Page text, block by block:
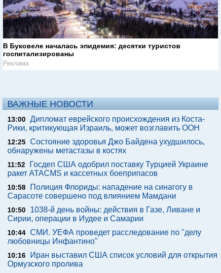
В Буковеле началась эпидемия: десятки туристов
госпитализированы
Реклама
ВАЖНЫЕ НОВОСТИ
13:00 Дипломат еврейского происхождения из Коста-
Рики, критикующая Израиль, может возглавить ООН
12:25 Состояние здоровья Джо Байдена ухудшилось,
обнаружены метастазы в костях
11:52
Госдеп США одобрил поставку Турцией Украине
ракет ATACMS и кассетных боеприпасов
10:58
Полиция Флориды: нападение на синагогу в
Сарасоте совершено под влиянием Мамдани
10:50
1038-й день войны: действия в Газе, Ливане и
Сирии, операции в Иудее и Самарии
10:44 СМИ. УЕФА проведет расследование по "делу
любовницы Инфантино"
10:16
Иран выставил США список условий для открытия
Ормузского пролива